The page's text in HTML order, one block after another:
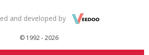
© 1992 - 2026
and developed by